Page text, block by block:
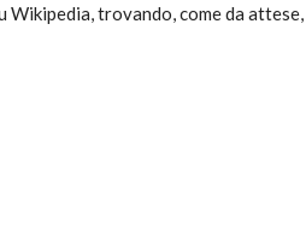
Wikipedia, trovando, come da attese,